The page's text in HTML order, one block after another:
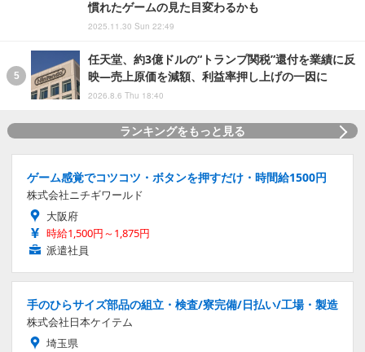
慣れたゲームの見た目変わるかも
2025.11.30 Sun 22:49
任天堂、約3億ドルの“トランプ関税”還付を業績に反
映―売上原価を減額、利益率押し上げの一因に
2026.8.6 Thu 18:40
ランキングをもっと見る
ゲーム感覚でコツコツ・ボタンを押すだけ・時間給1500円
株式会社ニチギワールド
大阪府
時給1,500円～1,875円
派遣社員
手のひらサイズ部品の組立・検査/寮完備/日払い/工場・製造
株式会社日本ケイテム
埼玉県